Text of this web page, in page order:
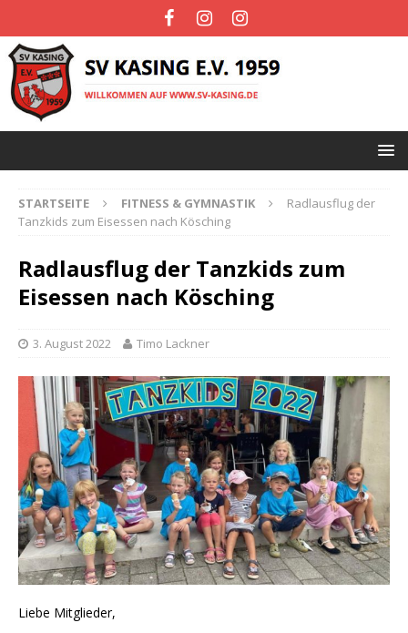
STARTSEITE FITNESS & GYMNASTIK
Radlausflug der
Tanzkids zum Eisessen nach Kösching
Radlausflug der Tanzkids zum
Eisessen nach Kösching
3. August 2022 Timo Lackner
Liebe Mitglieder,